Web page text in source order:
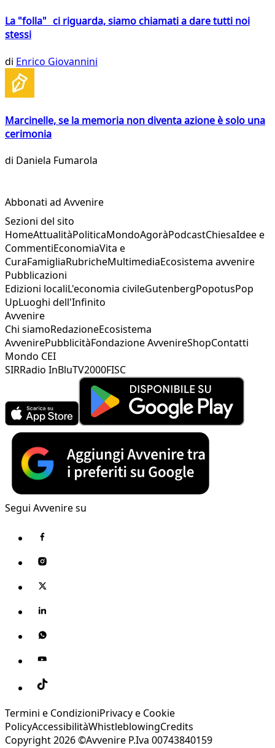
La "folla" ci riguarda, siamo chiamati a dare tutti noi
stessi
di Enrico Giovannini
Marcinelle, se la memoria non diventa azione è solo una
cerimonia
di Daniela Fumarola
Abbonati ad Avvenire
Sezioni del sito
HomeAttualitàPoliticaMondoAgoràPodcastChiesaIdee e
CommentiEconomiaVita e
CuraFamigliaRubricheMultimediaEcosistema avvenire
Pubblicazioni
Edizioni localiL'economia civileGutenbergPopotusPop
UpLuoghi dell'Infinito
Avvenire
Chi siamoRedazioneEcosistema
AvvenirePubblicitàFondazione AvvenireShopContatti
Mondo CEI
SIRRadio InBluTV2000FISC
Segui Avvenire su
Termini e CondizioniPrivacy e Cookie
PolicyAccessibilitàWhistleblowingCredits
Copyright 2026 ©Avvenire P.Iva 00743840159